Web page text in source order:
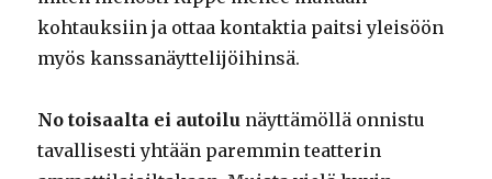
kohtauksiin ja ottaa kontaktia paitsi yleisöön
myös kanssanäyttelijöihinsä.
No toisaalta ei autoilu näyttämöllä onnistu
tavallisesti yhtään paremmin teatterin